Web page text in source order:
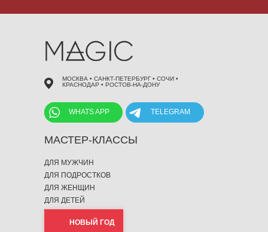
TELEGRAM
МАСТЕР-КЛАССЫ
WHATS APP
МОСКВА • САНКТ-ПЕТЕРБУРГ • СОЧИ •
КРАСНОДАР • РОСТОВ-НА-ДОНУ
ДЛЯ МУЖЧИН
ДЛЯ ПОДРОСТКОВ
ДЛЯ ЖЕНЩИН
ДЛЯ ДЕТЕЙ
НОВЫЙ ГОД